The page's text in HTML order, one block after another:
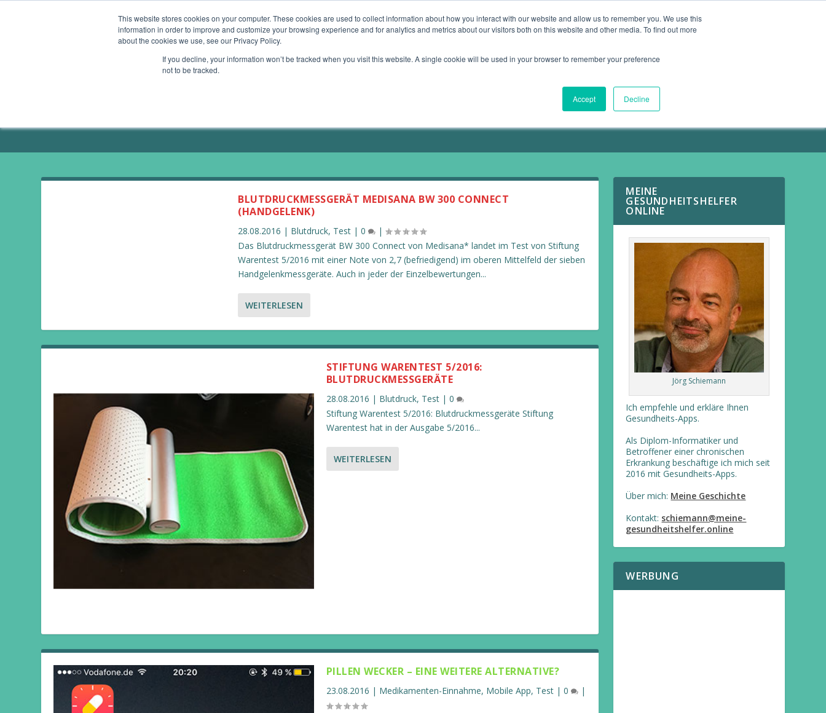
This website stores cookies on your computer. These cookies are used to collect information about how you interact with our website and allow us to remember you. We use this
information in order to improve and customize your browsing experience and for analytics and metrics about our visitors both on this website and other media. To find out more
about the cookies we use, see our Privacy Policy.
If you decline, your information won’t be tracked when you visit this website. A single cookie will be used in your browser to remember your preference
not to be tracked.
Accept Decline
GESUNDHEITS-APPS SMARTE GERÄTE MEIN ANGEBOT
BLUTDRUCKMESSGERÄT MEDISANA BW 300 CONNECT
(HANDGELENK)
28.08.2016 | Blutdruck, Test |0
|
Das Blutdruckmessgerät BW 300 Connect von Medisana* landet im Test von Stiftung
Warentest 5/2016 mit einer Note von 2,7 (befriedigend) im oberen Mittelfeld der sieben
Handgelenkmessgeräte. Auch in jeder der Einzelbewertungen...
WEITERLESEN
STIFTUNG WARENTEST 5/2016:
BLUTDRUCKMESSGERÄTE
28.08.2016 | Blutdruck, Test| 0
Stiftung Warentest 5/2016: Blutdruckmessgeräte Stiftung
Warentest hat in der Ausgabe 5/2016...
WEITERLESEN
PILLEN WECKER – EINE WEITERE ALTERNATIVE?
23.08.2016 | Medikamenten-Einnahme, Mobile App, Test| 0 |
MEINE
GESUNDHEITSHELFER
ONLINE
Jörg Schiemann
Ich empfehle und erkläre Ihnen
Gesundheits-Apps.
Als Diplom-Informatiker und
Betroffener einer chronischen
Erkrankung beschäftige ich mich seit
2016 mit Gesundheits-Apps.
Über mich: Meine Geschichte
Kontakt: schiemann@meine-
gesundheitshelfer.online
WERBUNG